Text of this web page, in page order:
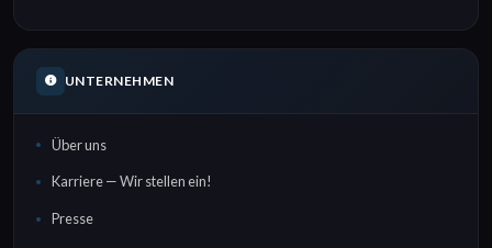
UNTERNEHMEN
Über uns
Karriere — Wir stellen ein!
Presse